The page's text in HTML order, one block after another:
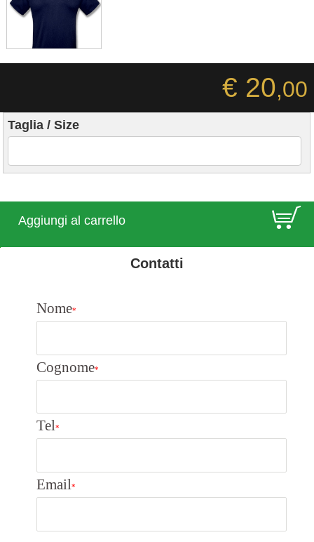
€ 20,00
Taglia / Size
Aggiungi al carrello E
Contatti
Nome*
Cognome*
Tel*
Email*